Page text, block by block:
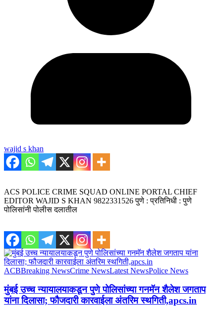
wajid s khan
ACS POLICE CRIME SQUAD ONLINE PORTAL CHIEF
EDITOR WAJID S KHAN 9822331526 पुणे : प्रतिनिधी : पुणे
पोलिसांनी पोलीस दलातील
ACBBreaking NewsCrime NewsLatest NewsPolice News
मुंबई उच्च न्यायालयाकडून पुणे पोलिसांच्या गनमॅन शैलेश जगताप
यांना दिलासा; फौजदारी कारवाईला अंतरिम स्थगिती,apcs.in